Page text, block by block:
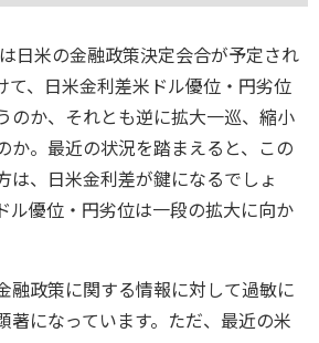
日米の金融政策決定会合が予定され
て、日米金利差米ドル優位・円劣位
のか、それとも逆に拡大一巡、縮小
か。最近の状況を踏まえると、この
は、日米金利差が鍵になるでしょ
ル優位・円劣位は一段の拡大に向か
融政策に関する情報に対して過敏に
著になっています。ただ、最近の米